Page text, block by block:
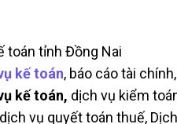
toán tỉnh Đồng Nai
kế toán, báo cáo tài
kế toán, dịch vụ kiểm
vụ quyết toán thuế,